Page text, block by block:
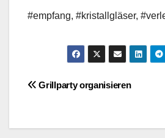
#empfang, #kristallgläser,
Grillparty organisieren